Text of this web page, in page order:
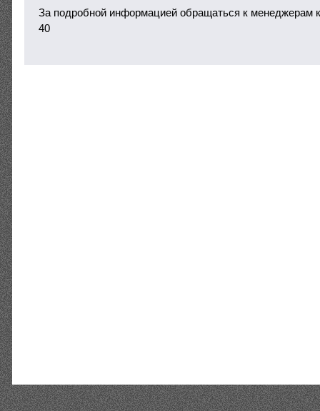
За подробной информацией обращаться к менеджерам
40